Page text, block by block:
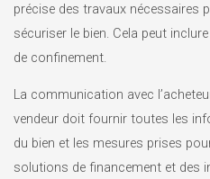
précise des travaux nécessaires
sécuriser le bien. Cela peut
de confinement.
La communication avec
vendeur doit fournir toutes les
du bien et les mesures prises
solutions de financement et des